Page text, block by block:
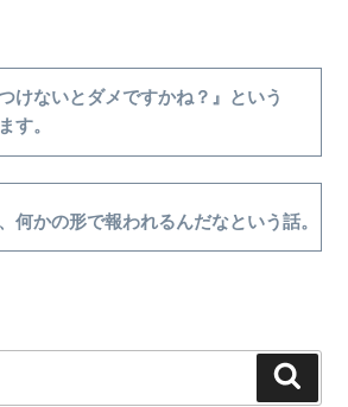
けないとダメですかね？』という
す。
何かの形で報われるんだなという話。
索